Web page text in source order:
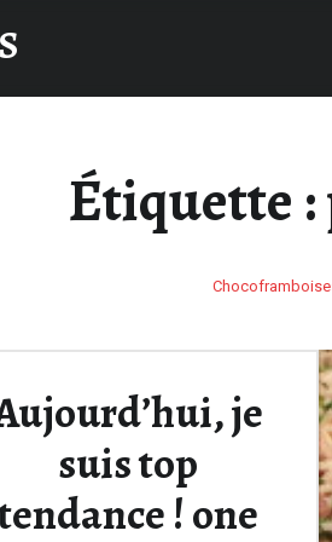
Étiquette :
je
suis top
! one